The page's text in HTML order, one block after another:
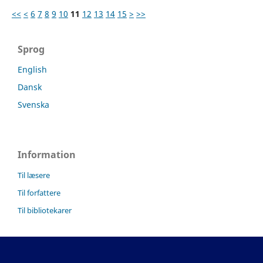
<< < 6 7 8 9 10 11 12 13 14 15 > >>
Sprog
English
Dansk
Svenska
Information
Til læsere
Til forfattere
Til bibliotekarer